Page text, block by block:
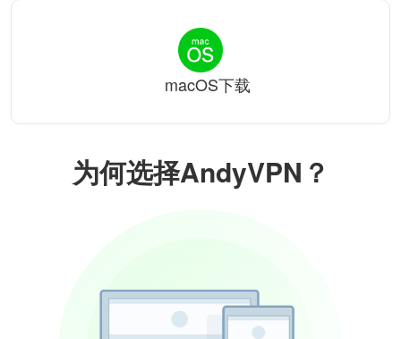
为何选择AndyVPN？
macOS下载